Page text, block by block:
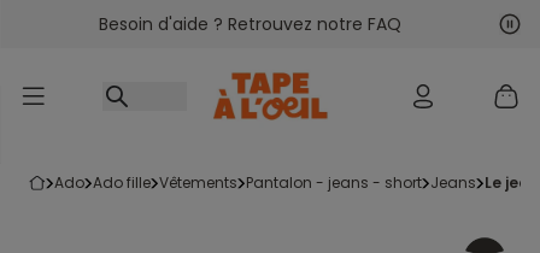
Accéder au contenu
Besoin d'aide ? Retrouvez notre FAQ
ado ado fille vêtements pantalon - jeans - short jeans le